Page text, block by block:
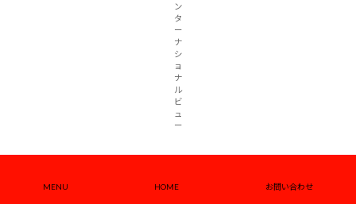
ン
タ
ー
ナ
シ
ョ
ナ
ル
ビ
ュ
ー
組
MENU HOME お問い合わせ